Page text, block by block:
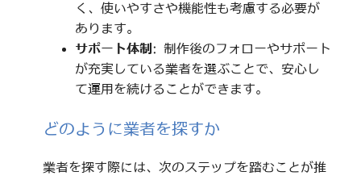
く、使いやすさや機能性も考慮する必要が
あります。
サポート体制 : 制作後のフォローやサポート
が充実している業者を選ぶことで、安心し
て運用を続けることができます。
どのように業者を探すか
業者を探す際には、次のステップを踏むことが推